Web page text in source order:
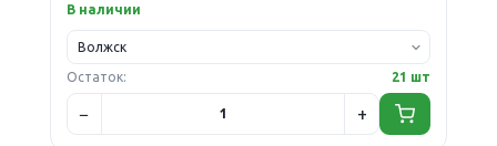
В наличии
Остаток: 21 шт